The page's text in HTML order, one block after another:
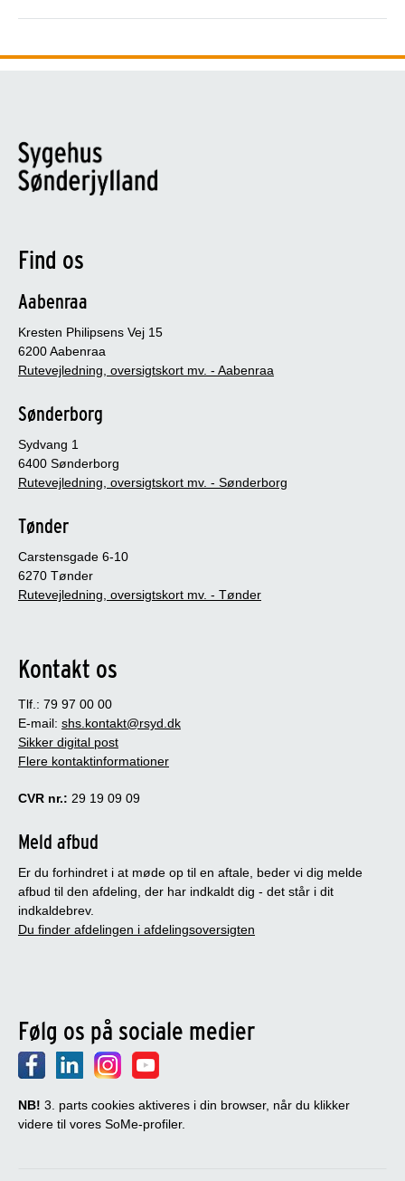
Find os
Aabenraa
Kresten Philipsens Vej 15
6200 Aabenraa
Rutevejledning, oversigtskort mv. - Aabenraa
Sønderborg
Sydvang 1
6400 Sønderborg
Rutevejledning, oversigtskort mv. - Sønderborg
Tønder
Carstensgade 6-10
6270 Tønder
Rutevejledning, oversigtskort mv. - Tønder
Kontakt os
Tlf.: 79 97 00 00
E-mail: shs.kontakt@rsyd.dk
Sikker digital post
Flere kontaktinformationer
CVR nr.: 29 19 09 09
Meld afbud
Er du forhindret i at møde op til en aftale, beder vi dig melde
afbud til den afdeling, der har indkaldt dig - det står i dit
indkaldebrev.
Du finder afdelingen i afdelingsoversigten
Følg os på sociale medier
NB! 3. parts cookies aktiveres i din browser, når du klikker
videre til vores SoMe-profiler.